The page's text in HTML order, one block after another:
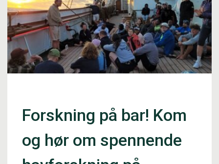
Forskning på bar! Kom
og hør om spennende